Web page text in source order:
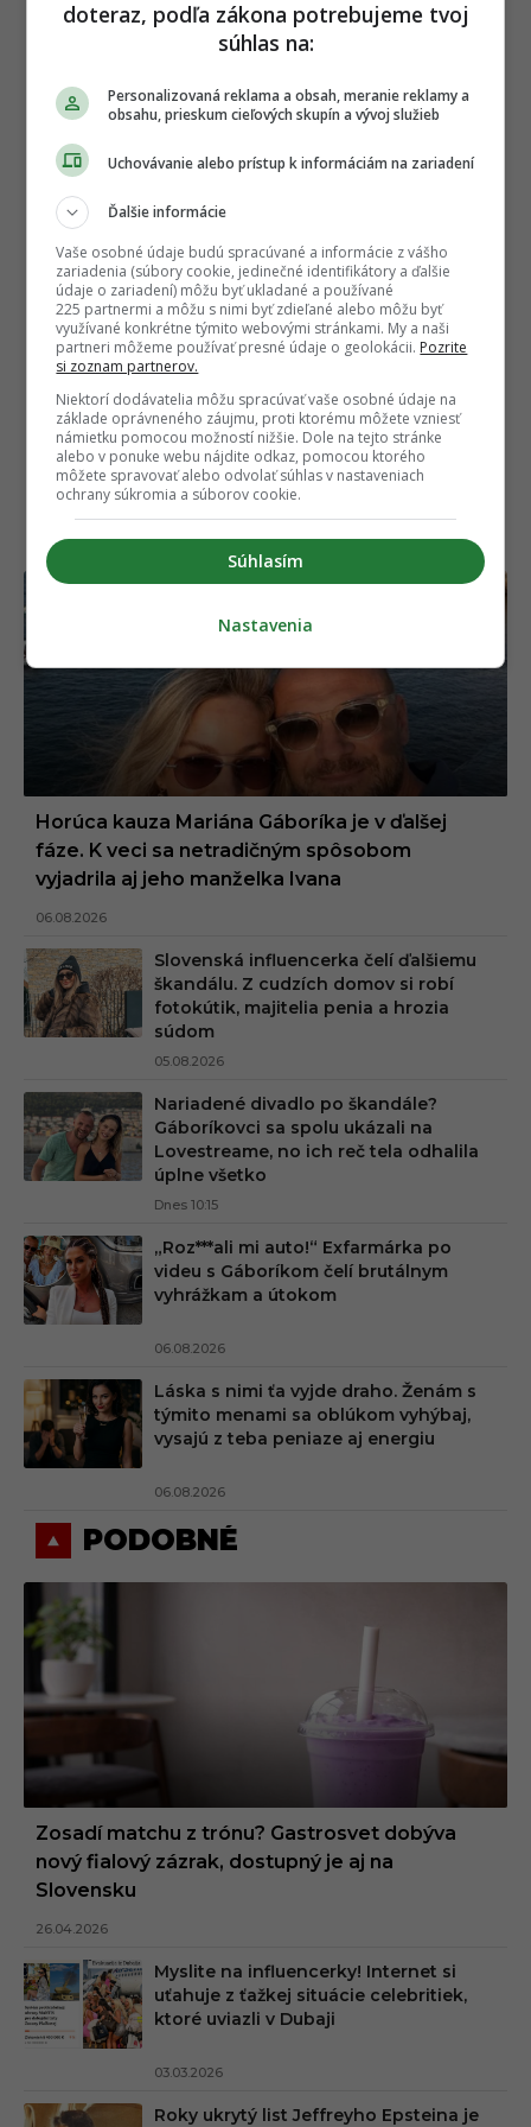
Autor
ŠIMON PATKOŠ
Odborný redaktor pre oblasť kinematografie a
štúdia filmovej scenáristiky a dramaturgie na vysokej
škole, vďaka čomu prináša odbor
viac o autorovi
NAJČÍTANEJŠIE
Horúca kauza Mariána Gáboríka je v ďalšej
fáze. K veci sa netradičným spôsobom
vyjadrila aj jeho manželka Ivana
06.08.2026
Slovenská influencerka čelí ďalšiemu
škandálu. Z cudzích domov si robí
fotokútik, majitelia penia a hrozia
súdom
05.08.2026
Nariadené divadlo po škandále?
Gáboríkovci sa spolu ukázali na
Lovestreame, no ich reč tela odhalila
úplne všetko
Dnes 10:15
„Roz***ali mi auto!“ Exfarmárka po
videu s Gáboríkom čelí brutálnym
vyhrážkam a útokom
06.08.2026
Láska s nimi ťa vyjde draho. Ženám s
týmito menami sa oblúkom vyhýbaj,
vysajú z teba peniaze aj energiu
06.08.2026
PODOBNÉ
Zosadí matchu z trónu? Gastrosvet dobýva
nový fialový zázrak, dostupný je aj na
Slovensku
26.04.2026
Myslite na influencerky! Internet si
uťahuje z ťažkej situácie celebritiek,
ktoré uviazli v Dubaji
03.03.2026
Roky ukrytý list Jeffreyho Epsteina je
doteraz, podľa zákona potrebujeme tvoj
súhlas na:
Personalizovaná reklama a obsah, meranie reklamy a
obsahu, prieskum cieľových skupín a vývoj služieb
Uchovávanie alebo prístup k informáciám na zariadení
Ďalšie informácie
Vaše osobné údaje budú spracúvané a informácie z vášho
zariadenia (súbory cookie, jedinečné identifikátory a ďalšie
údaje o zariadení) môžu byť ukladané a používané
225 partnermi a môžu s nimi byť zdieľané alebo môžu byť
využívané konkrétne týmito webovými stránkami. My a naši
partneri môžeme používať presné údaje o geolokácii. Pozrite
si zoznam partnerov.
Niektorí dodávatelia môžu spracúvať vaše osobné údaje na
základe oprávneného záujmu, proti ktorému môžete vzniesť
námietku pomocou možností nižšie. Dole na tejto stránke
alebo v ponuke webu nájdite odkaz, pomocou ktorého
môžete spravovať alebo odvolať súhlas v nastaveniach
ochrany súkromia a súborov cookie.
Súhlasím
Nastavenia